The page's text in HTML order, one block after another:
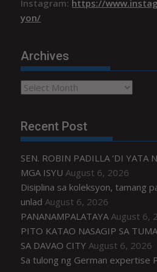
Instagram: https://
yon/
Archives
Archives
Recent Post
SEN. ROBIN PADILLA ‘DI YATA
MGA ISYU August 6, 2026
Disiplina sa koleksyon, tamang
unlad August 6, 2026
PANANAMPALATAYA August 6,
PITO KATAO NASAGIP SA
SA DAVAO CITY August 6, 2026
Sa tulong ng German expertise